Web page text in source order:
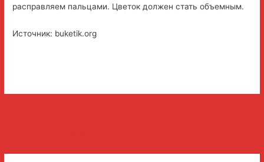
расправляем пальцами. Цветок должен стать объемным.
Источник: buketik.org
записям